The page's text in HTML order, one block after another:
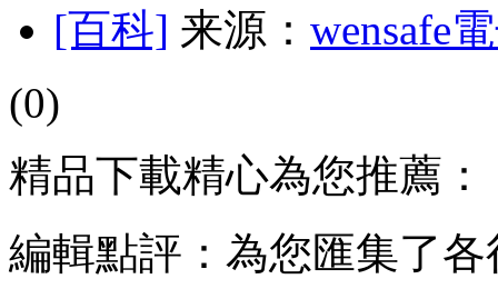
[百科] 来源： wensafe
(0)
精品下載精心為您推薦：
編輯點評：為您匯集了